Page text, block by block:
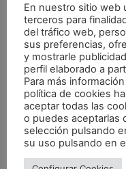
Plantilla de
El primer partido
frente al equipo
los numerosos
son equipo
directo, y hacen
En nuestro sitio web
terceros para
del tráfico web,
sus preferencias,
y mostrarle
perfil elaborado a
Para más
política de cookies
aceptar todas las
o puedes aceptarlas
selección pulsando
su uso pulsando en